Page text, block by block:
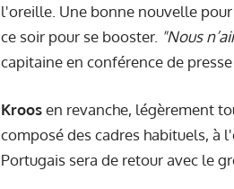
l'oreille. Une bonne nouvelle
ce soir pour se booster. "Nous
capitaineen conférence de presse
Kroosen revanche, légèrement
composé des cadres habituels, à
Portugais sera de retour avec le